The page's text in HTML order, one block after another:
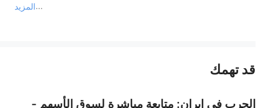
المزيد
عند الضرورة، يرجى استشارة مستشار استثمار محترف. لا تقدم منصة سهم أي مشورة استثمارية، ولا تقدم أي التزامات أو ضمانات.
قد تهمك
الحرب في إيران: متابعة مباشرة لسوق الأسهم -